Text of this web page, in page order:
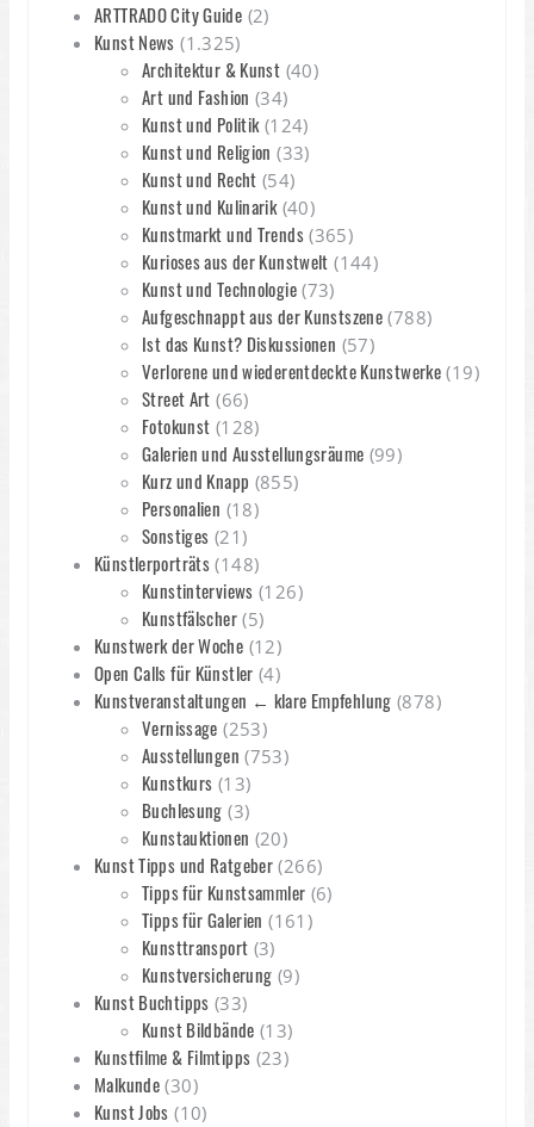
ARTTRADO City Guide (2)
Kunst News (1.325)
Architektur & Kunst (40)
Art und Fashion (34)
Kunst und Politik(124)
Kunst und Religion (33)
Kunst und Recht (54)
Kunst und Kulinarik(40)
Kunstmarkt und Trends(365)
Kurioses aus der Kunstwelt (144)
Kunst und Technologie(73)
Aufgeschnappt aus der Kunstszene (788)
Ist das Kunst? Diskussionen (57)
Verlorene und wiederentdeckte Kunstwerke (19)
Street Art (66)
Fotokunst (128)
Galerien und Ausstellungsräume (99)
Kurz und Knapp (855)
Personalien (18)
Sonstiges (21)
Künstlerporträts (148)
Kunstinterviews (126)
Kunstfälscher(5)
Kunstwerk der Woche (12)
Open Calls für Künstler (4)
Kunstveranstaltungen ← klare Empfehlung (878)
Vernissage (253)
Ausstellungen (753)
Kunstkurs (13)
Buchlesung (3)
Kunstauktionen (20)
Kunst Tipps und Ratgeber (266)
Tipps für Kunstsammler (6)
Tipps für Galerien (161)
Kunsttransport (3)
Kunstversicherung (9)
Kunst Buchtipps (33)
Kunst Bildbände (13)
Kunstfilme & Filmtipps (23)
Malkunde (30)
Kunst Jobs (10)